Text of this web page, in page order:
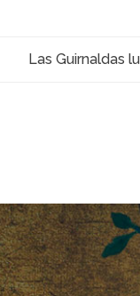
Las Guirnaldas